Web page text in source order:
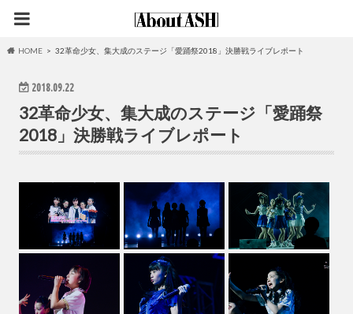
HOME 32革命少女、集大成のステージ「愛踊祭2018」決勝戦ライブレポート
2018.09.22
32革命少女、集大成のステージ「愛踊祭
2018」決勝戦ライブレポート